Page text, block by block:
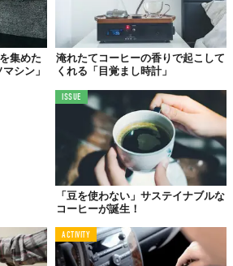
抽出時の温度（80〜96℃）、湯量
位）、湯を落とすスピード（時間：1秒単
す。自分が考えたハンドドリップレシピ
合わせた理想的な抽出を再現できるのが
あるので、好きなレシピを見つけたら保
そうですよね。
集めた
シン」
淹れたてコーヒーの香りで起こして
くれる「目覚まし時計」
ISSUE
「豆を使わない」サステイナブルな
コーヒーが誕生！
ACTIVITY